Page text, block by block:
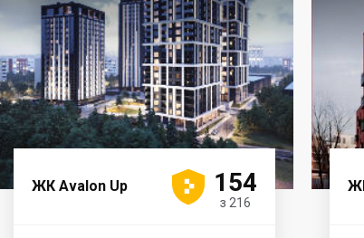
ЖК Avalon Up 



 154
з 216